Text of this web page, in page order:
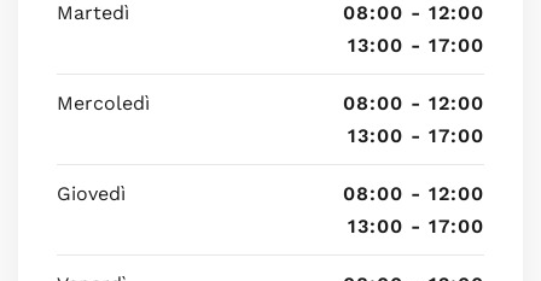
Martedì
08:00 - 12:00
13:00 - 17:00
Mercoledì
08:00 - 12:00
13:00 - 17:00
Giovedì
08:00 - 12:00
13:00 - 17:00